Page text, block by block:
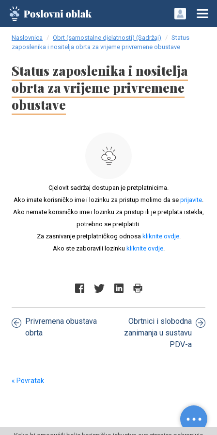
Naslovnica Obrt (samostalne djelatnosti) (Sadržaj)
Status
zaposlenika i nositelja obrta za vrijeme privremene obustave
Status zaposlenika i nositelja
obrta za vrijeme privremene
obustave
Cjelovit sadržaj dostupan je pretplatnicima.
Ako imate korisničko ime i lozinku za pristup molimo da se prijavite.
Ako nemate korisničko ime i lozinku za pristup ili je pretplata istekla,
potrebno se pretplatiti.
Za zasnivanje pretplatničkog odnosa kliknite ovdje.
Ako ste zaboravili lozinku kliknite ovdje.
Privremena obustava
obrta
Obrtnici i slobodna
zanimanja u sustavu
PDV-a
« Povratak